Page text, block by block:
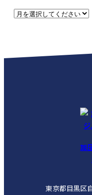
加
東京都目黒区